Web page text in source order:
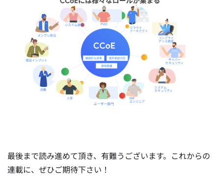
最後まで読み進めて頂き、有難うございます。これからの
連載に、ぜひご期待下さい！